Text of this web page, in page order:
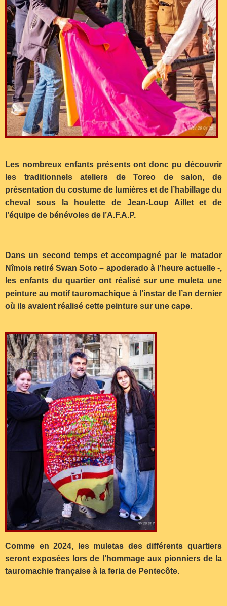
Les nombreux enfants présents ont donc pu découvrir
les traditionnels ateliers de Toreo de salon, de
présentation du costume de lumières et de l’habillage du
cheval sous la houlette de Jean-Loup Aillet et de
l’équipe de bénévoles de l’A.F.A.P.
Dans un second temps et accompagné par le matador
Nîmois retiré Swan Soto – apoderado à l’heure actuelle -,
les enfants du quartier ont réalisé sur une muleta une
peinture au motif tauromachique à l’instar de l’an dernier
où ils avaient réalisé cette peinture sur une cape.
Comme en 2024, les muletas des différents quartiers
seront exposées lors de l’hommage aux pionniers de la
tauromachie française à la feria de Pentecôte.